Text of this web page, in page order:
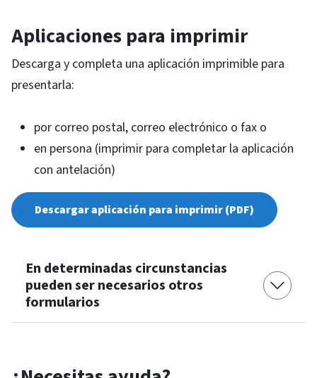
Aplicaciones para imprimir
Descarga y completa una aplicación imprimible para
presentarla:
por correo postal, correo electrónico o fax o
en persona (imprimir para completar la aplicación
con antelación)
Descargar aplicación para imprimir (PDF)
En determinadas circunstancias
pueden ser necesarios otros
formularios